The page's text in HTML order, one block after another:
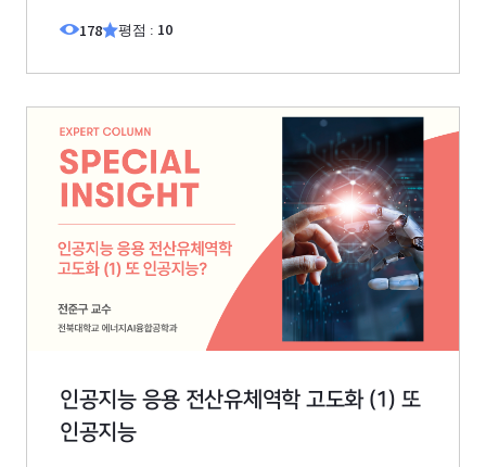
178 평점 : 10
인공지능 응용 전산유체역학 고도화 (1) 또
인공지능